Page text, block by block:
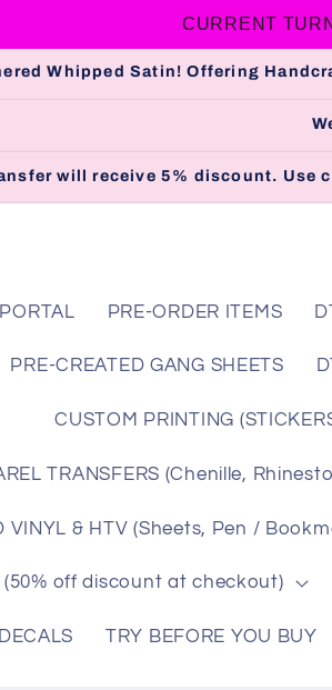
CURRENT
Whipped Satin! Offering
will receive 5% discount. Use
PRE-ORDER ITEMS
PRE-CREATED GANG SHEETS
CUSTOM PRINTING
TRANSFERS (Chenille,
VINYL & HTV (Sheets, Pen /
(50% off discount at checkout)
TRY BEFORE YOU BUY